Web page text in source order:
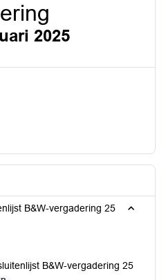
2025
B&W-vergadering 25
B&W-vergadering 25